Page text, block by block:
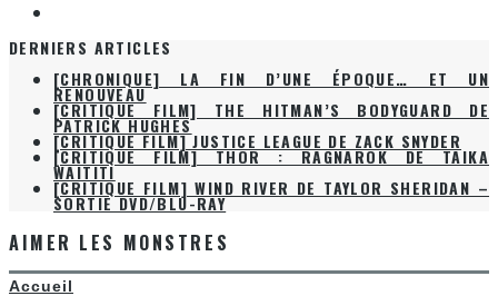
DERNIERS ARTICLES
[CHRONIQUE] LA FIN D’UNE ÉPOQUE… ET UN
RENOUVEAU
[CRITIQUE FILM] THE HITMAN’S BODYGUARD DE
PATRICK HUGHES
[CRITIQUE FILM] JUSTICE LEAGUE DE ZACK SNYDER
[CRITIQUE FILM] THOR : RAGNAROK DE TAIKA
WAITITI
[CRITIQUE FILM] WIND RIVER DE TAYLOR SHERIDAN –
SORTIE DVD/BLU-RAY
AIMER LES MONSTRES
Accueil